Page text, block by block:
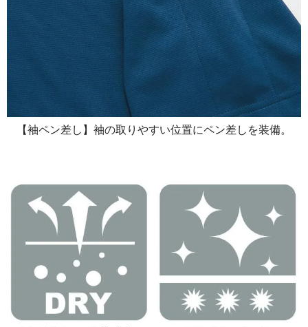
【袖ペン差し】袖の取りやすい位置にペン差しを装備。